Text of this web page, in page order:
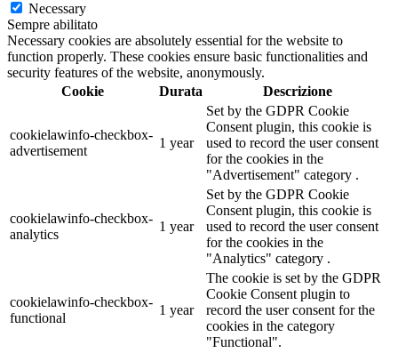
Necessary
Sempre abilitato
Necessary cookies are absolutely essential for the website to
function properly. These cookies ensure basic functionalities and
security features of the website, anonymously.
Cookie
Durata Descrizione
cookielawinfo-checkbox-
advertisement
1 year
Set by the GDPR Cookie
Consent plugin, this cookie is
used to record the user consent
for the cookies in the
"Advertisement" category .
cookielawinfo-checkbox-
analytics
1 year
Set by the GDPR Cookie
Consent plugin, this cookie is
used to record the user consent
for the cookies in the
"Analytics" category .
cookielawinfo-checkbox-
functional
1 year
The cookie is set by the GDPR
Cookie Consent plugin to
record the user consent for the
cookies in the category
"Functional".